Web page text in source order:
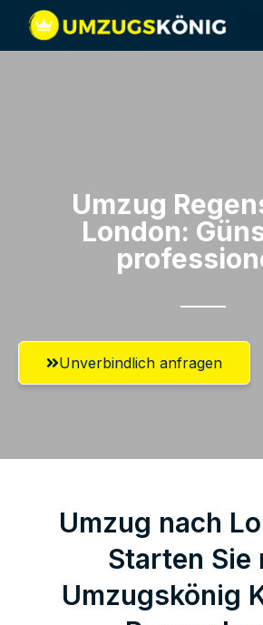
Umzug
London:
Unverbindlich anfragen
Umzug nach
Starten Sie
Umzugskönig